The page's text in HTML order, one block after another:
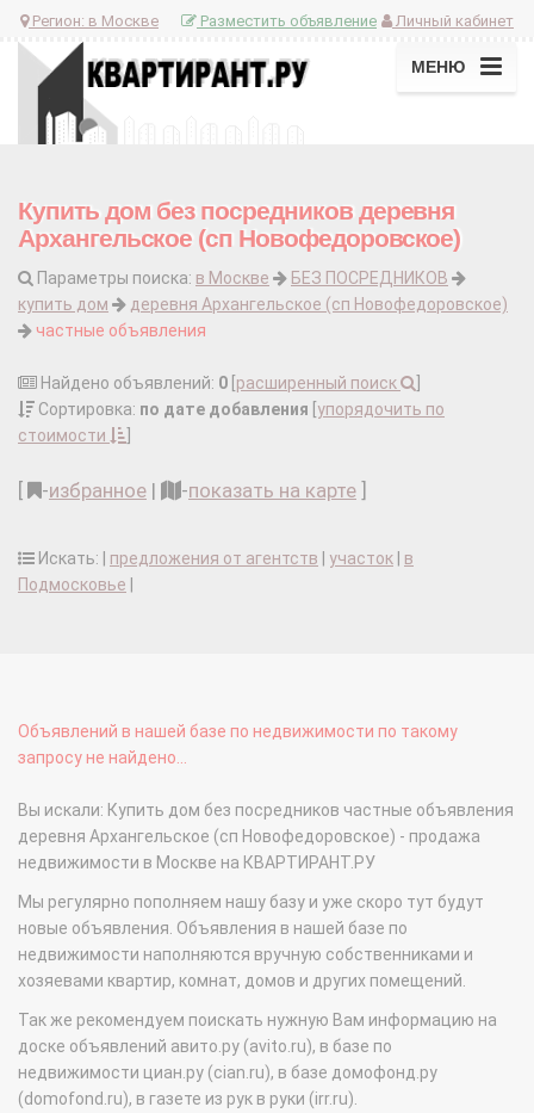
Регион: в Москве Личный кабинет
Разместить объявление
МЕНЮ
Купить дом без посредников деревня
Архангельское (сп Новофедоровское)
Параметры поиска: в Москве
БЕЗ ПОСРЕДНИКОВ
купить дом
деревня Архангельское (сп Новофедоровское)
частные объявления
Найдено объявлений: 0 расширенный поиск
Сортировка: по дате добавления упорядочить по
стоимости
-избранное | -показать на карте
Искать: | предложения от агентств участок
в
Подмосковье
Объявлений в нашей базе по недвижимости по такому
запросу не найдено...
Вы искали: Купить дом без посредников частные объявления
деревня Архангельское (сп Новофедоровское) - продажа
недвижимости в Москве на КВАРТИРАНТ.РУ
Мы регулярно пополняем нашу базу и уже скоро тут будут
новые объявления. Объявления в нашей базе по
недвижимости наполняются вручную собственниками и
хозяевами квартир, комнат, домов и других помещений.
Так же рекомендуем поискать нужную Вам информацию на
доске объявлений авито.ру (avito.ru), в базе по
недвижимости циан.ру (cian.ru), в базе домофонд.ру
(domofond.ru), в газете из рук в руки (irr.ru).